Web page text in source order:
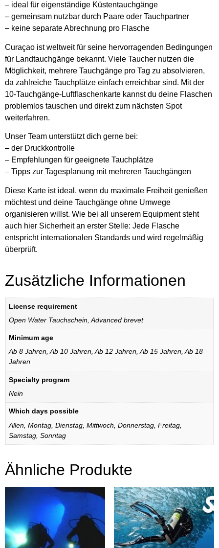
– ideal für eigenständige Küstentauchgänge
– gemeinsam nutzbar durch Paare oder Tauchpartner
– keine separate Abrechnung pro Flasche
Curaçao ist weltweit für seine hervorragenden Bedingungen
für Landtauchgänge bekannt. Viele Taucher nutzen die
Möglichkeit, mehrere Tauchgänge pro Tag zu absolvieren,
da zahlreiche Tauchplätze einfach erreichbar sind. Mit der
10-Tauchgänge-Luftflaschenkarte kannst du deine Flaschen
problemlos tauschen und direkt zum nächsten Spot
weiterfahren.
Unser Team unterstützt dich gerne bei:
– der Druckkontrolle
– Empfehlungen für geeignete Tauchplätze
– Tipps zur Tagesplanung mit mehreren Tauchgängen
Diese Karte ist ideal, wenn du maximale Freiheit genießen
möchtest und deine Tauchgänge ohne Umwege
organisieren willst. Wie bei all unserem Equipment steht
auch hier Sicherheit an erster Stelle: Jede Flasche
entspricht internationalen Standards und wird regelmäßig
überprüft.
Zusätzliche Informationen
License requirement
Open Water Tauchschein ,Advanced brevet
Minimum age
Ab 8 Jahren,Ab 10 Jahren,Ab 12 Jahren,Ab 15 Jahren,Ab 18
Jahren
Specialty program
Nein
Which days possible
Allen ,Montag ,Dienstag ,Mittwoch ,Donnerstag ,Freitag
Samstag ,Sonntag
Ähnliche Produkte